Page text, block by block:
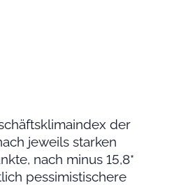
der
jeweils starken
nach minus 15,8*
pessimistischere